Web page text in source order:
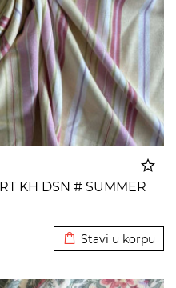
KH DSN # SUMMER
Stavi u korpu